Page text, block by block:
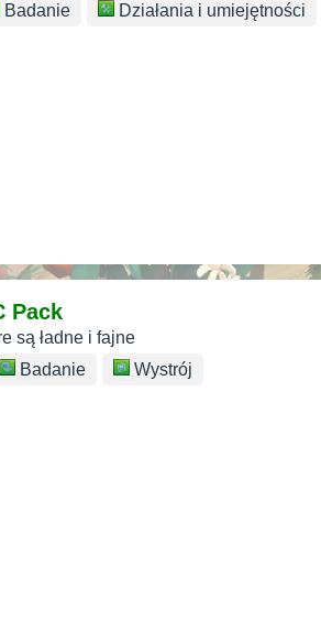
Badanie
Działania i umiejętności
Pack
są ładne i fajne
Badanie Wystrój